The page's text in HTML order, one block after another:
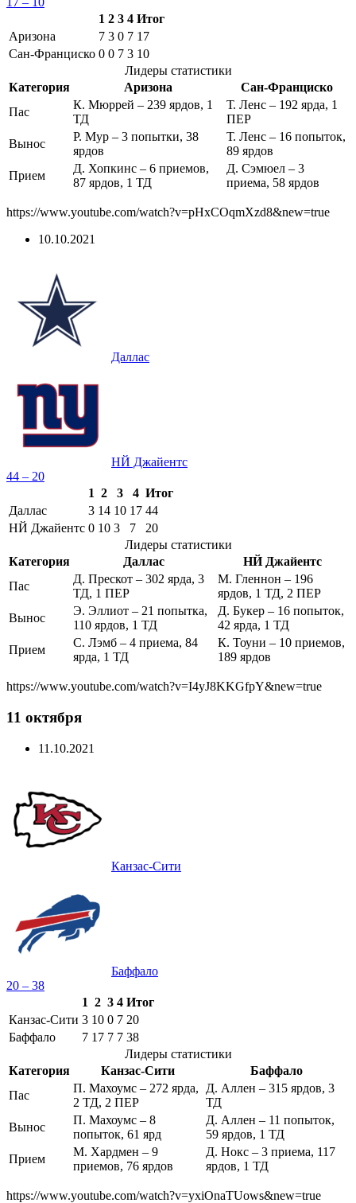
1 2 3 4 Итог
Аризона
7 3 0 7 17
Сан-Франциско 0 0 7 3 10
Лидеры статистики
Категория
Аризона
Сан-Франциско
Пас
К. Мюррей – 239 ярдов, 1
ТД
Т. Ленс – 192 ярда, 1
ПЕР
Вынос
Р. Мур – 3 попытки, 38
ярдов
Т. Ленс – 16 попыток,
89 ярдов
Прием
Д. Хопкинс – 6 приемов,
87 ярдов, 1 ТД
Д. Сэмюел – 3
приема, 58 ярдов
https://www.youtube.com/watch?v=pHxCOqmXzd8&new=true
10.10.2021
Даллас
НЙ Джайентс
44 – 20
1 2 3 4 Итог
Даллас
3 14 10 17 44
НЙ Джайентс 0 10 3 7
20
Лидеры статистики
Категория
Даллас
НЙ Джайентс
Пас
Д. Прескот – 302 ярда, 3
ТД, 1 ПЕР
М. Гленнон – 196
ярдов, 1 ТД, 2 ПЕР
Вынос
Э. Эллиот – 21 попытка,
110 ярдов, 1 ТД
Д. Букер – 16 попыток,
42 ярда, 1 ТД
Прием
С. Лэмб – 4 приема, 84
ярда, 1 ТД
К. Тоуни – 10 приемов,
189 ярдов
https://www.youtube.com/watch?v=I4yJ8KKGfpY&new=true
11 октября
11.10.2021
Канзас-Сити
Баффало
20 – 38
1 2 3 4 Итог
Канзас-Сити 3 10 0 7 20
Баффало
7 17 7 7 38
Лидеры статистики
Категория
Канзас-Сити
Баффало
Пас
П. Махоумс – 272 ярда,
2 ТД, 2 ПЕР
Д. Аллен – 315 ярдов, 3
ТД
Вынос
П. Махоумс – 8
попыток, 61 ярд
Д. Аллен – 11 попыток,
59 ярдов, 1 ТД
Прием
М. Хардмен – 9
приемов, 76 ярдов
Д. Нокс – 3 приема, 117
ярдов, 1 ТД
https://www.youtube.com/watch?v=yxiOnaTUows&new=true